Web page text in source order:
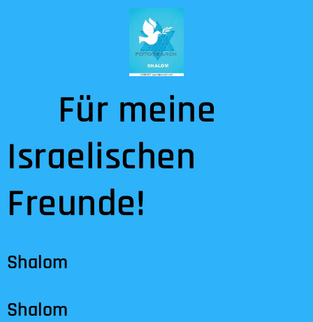
Für meine
Israelischen
Freunde!
Shalom
Shalom